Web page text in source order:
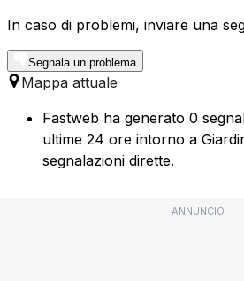
In caso di problemi, inviare una
Segnala un problema
Mappa attuale
Fastweb ha generato 0
ultime 24 ore intorno a
segnalazioni dirette.
ANNUNCIO